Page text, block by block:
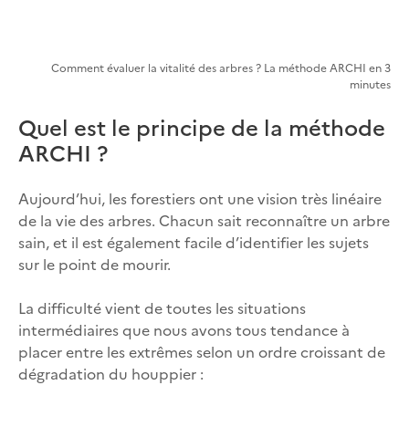
Comment évaluer la vitalité des arbres ? La méthode ARCHI en 3
minutes
Quel est le principe de la méthode
ARCHI ?
Aujourd’hui, les forestiers ont une vision très linéaire
de la vie des arbres. Chacun sait reconnaître un arbre
sain, et il est également facile d’identifier les sujets
sur le point de mourir.
La difficulté vient de toutes les situations
intermédiaires que nous avons tous tendance à
placer entre les extrêmes selon un ordre croissant de
dégradation du houppier :